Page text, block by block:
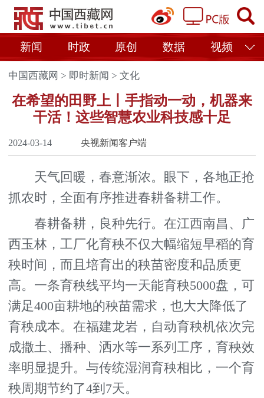
新闻 时政 原创 数据 视频
中国西藏网 > 即时新闻 >文化
在希望的田野上丨手指动一动，机器来
干活！这些智慧农业科技感十足
2024-03-14 央视新闻客户端
天气回暖，春意渐浓。眼下，各地正抢
抓农时，全面有序推进春耕备耕工作。
春耕备耕，良种先行。在江西南昌、广
西玉林，工厂化育秧不仅大幅缩短早稻的育
秧时间，而且培育出的秧苗密度和品质更
高。一条育秧线平均一天能育秧5000盘，可
满足400亩耕地的秧苗需求，也大大降低了
育秧成本。在福建龙岩，自动育秧机依次完
成撒土、播种、洒水等一系列工序，育秧效
率明显提升。与传统湿润育秧相比，一个育
秧周期节约了4到7天。